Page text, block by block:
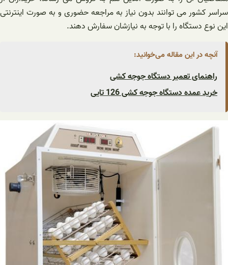
سراسر کشور می توانند بدون نیاز به مراجعه حضوری و به صورت اینترنتی
این نوع دستگاه را با توجه به نیازشان سفارش دهند.
آنچه در این مقاله می‌خوانید:
راهنمای تعمیر دستگاه جوجه کشی
خرید عمده دستگاه جوجه کشی 126 تایی